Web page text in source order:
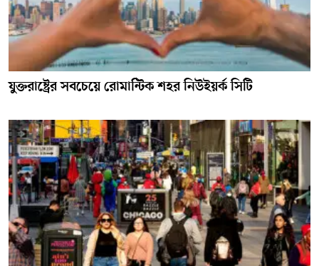
যুক্তরাষ্ট্রের সবচেয়ে রোমান্টিক শহর নিউইয়র্ক সিটি